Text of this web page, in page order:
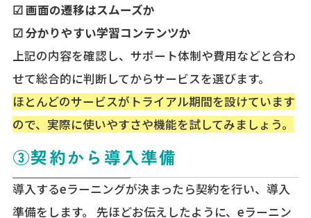
☑ 画面の遷移はスムーズか
☑ 分かりやすい学習コンテンツか
上記の内容を確認し、サポート体制や費用などと合わ
せて総合的に判断してからサービスを選びます。
ほとんどのサービスがトライアル期間を設けています
ので、実際に使いやすさや機能を試してみましょう。
③契約から導入準備
導入するeラーニングが決まったら契約を行い、導入
準備をします。 先ほどお伝えしたように、eラーニン